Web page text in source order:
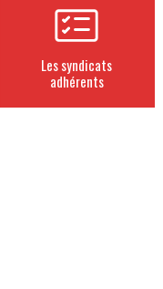
Les syndicats
adhérents